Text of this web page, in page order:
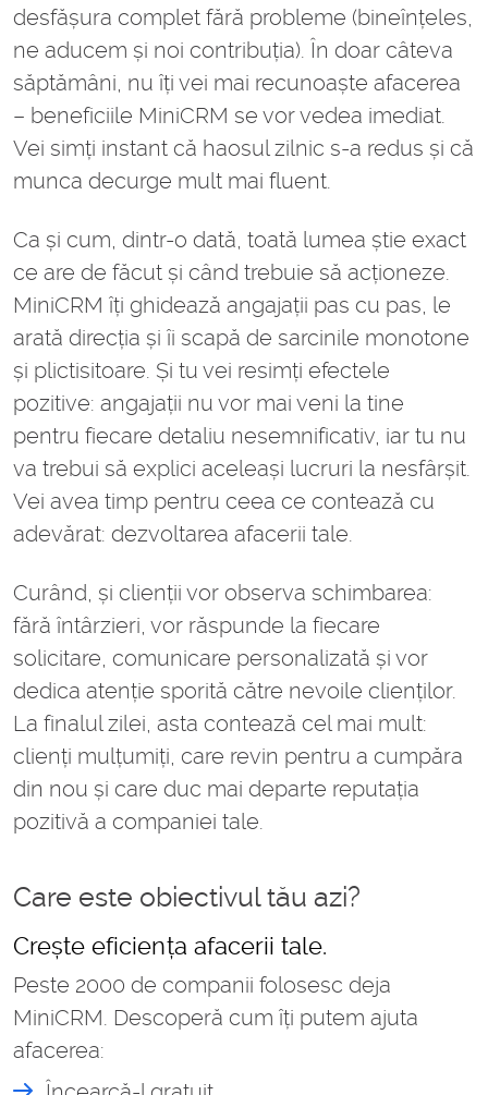
desfășura complet fără probleme (bineînțeles,
ne aducem și noi contribuția). În doar câteva
săptămâni, nu îți vei mai recunoaște afacerea
– beneficiile MiniCRM se vor vedea imediat.
Vei simți instant că haosul zilnic s-a redus și că
munca decurge mult mai fluent.
Ca și cum, dintr-o dată, toată lumea știe exact
ce are de făcut și când trebuie să acționeze.
MiniCRM îți ghidează angajații pas cu pas, le
arată direcția și îi scapă de sarcinile monotone
și plictisitoare. Și tu vei resimți efectele
pozitive: angajații nu vor mai veni la tine
pentru fiecare detaliu nesemnificativ, iar tu nu
va trebui să explici aceleași lucruri la nesfârșit.
Vei avea timp pentru ceea ce contează cu
adevărat: dezvoltarea afacerii tale.
Curând, și clienții vor observa schimbarea:
fără întârzieri, vor răspunde la fiecare
solicitare, comunicare personalizată și vor
dedica atenție sporită către nevoile clienților.
La finalul zilei, asta contează cel mai mult:
clienți mulțumiți, care revin pentru a cumpăra
din nou și care duc mai departe reputația
pozitivă a companiei tale.
Care este obiectivul tău azi?
Crește eficiența afacerii tale.
Peste 2000 de companii folosesc deja
MiniCRM. Descoperă cum îți putem ajuta
afacerea: